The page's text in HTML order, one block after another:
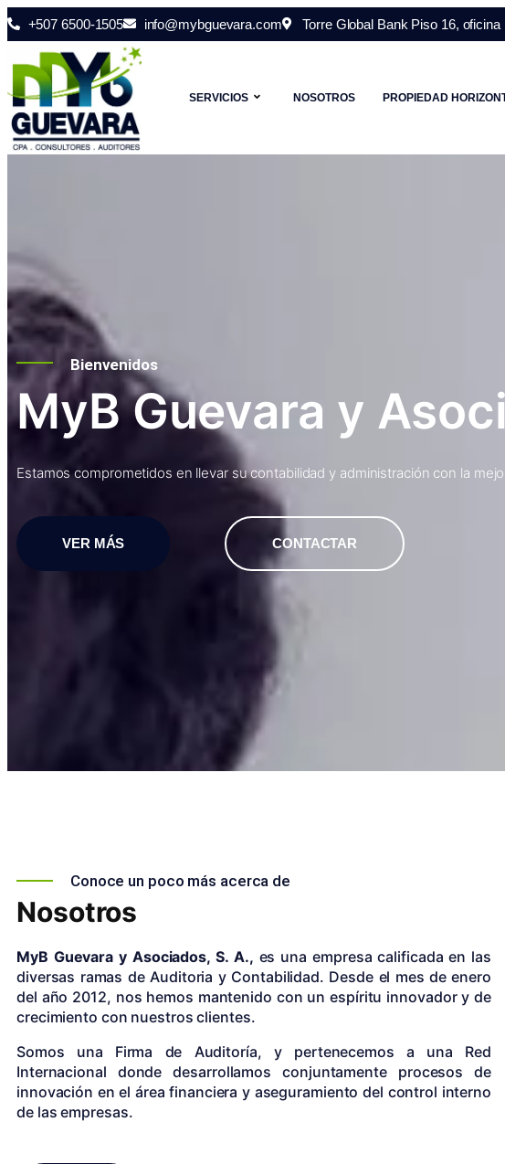
+507 6500-1505 info@mybguevara.com Torre Global Bank Piso 16, oficina
SERVICIOS NOSOTROS PROPIEDAD
Bienvenidos
MyB Guevara y
Estamos comprometidos en llevar su contabilidad y administración con la
VER MÁS CONTACTAR
Conoce un poco más acerca de
Nosotros
MyB Guevara y Asociados, S. A., es una empresa calificada en las
diversas ramas de Auditoria y Contabilidad. Desde el mes de enero
del año 2012, nos hemos mantenido con un espíritu innovador y de
crecimiento con nuestros clientes.
Somos una Firma de Auditoría, y pertenecemos a una Red
Internacional donde desarrollamos conjuntamente procesos de
innovación en el área financiera y aseguramiento del control interno
de las empresas.